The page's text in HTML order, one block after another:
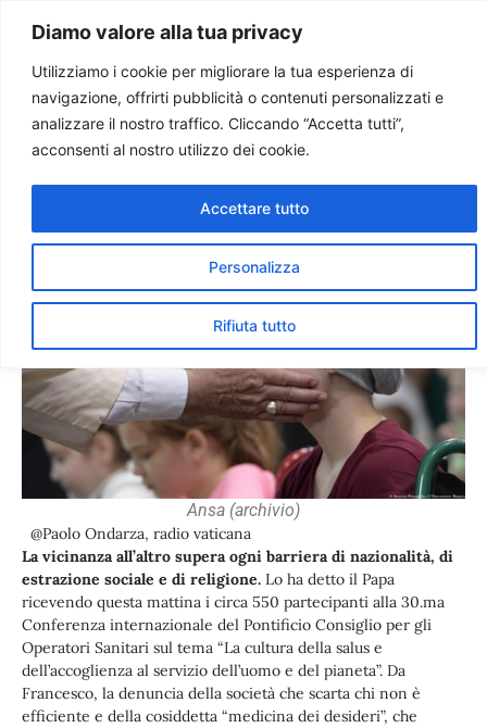
Diamo valore alla tua privacy
Utilizziamo i cookie per migliorare la tua esperienza di
navigazione, offrirti pubblicità o contenuti personalizzati e
analizzare il nostro traffico. Cliccando “Accetta tutti”,
acconsenti al nostro utilizzo dei cookie.
Personalizza
Rifiuta tutto
Accettare tutto
Paolo Ondarza
Papa: la cultura della
prossimità supera quella
dello scarto
Ansa (archivio)
@Paolo Ondarza, radio vaticana
La vicinanza all’altro supera ogni barriera di nazionalità, di
estrazione sociale e di religione. Lo ha detto il Papa
ricevendo questa mattina i circa 550 partecipanti alla 30.ma
Conferenza internazionale del Pontificio Consiglio per gli
Operatori Sanitari sul tema “La cultura della salus e
dell’accoglienza al servizio dell’uomo e del pianeta”. Da
Francesco, la denuncia della società che scarta chi non è
efficiente e della cosiddetta “medicina dei desideri”, che